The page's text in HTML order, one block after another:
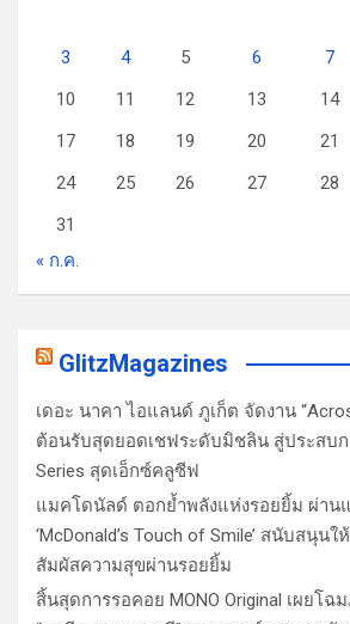
3
4 5 6 7
10
11 12 13 14
17
18 19 20 21
24
25 26 27 28
31
« ก.ค.
GlitzMagazines
เดอะ นาคา ไอแลนด์ ภูเก็ต จัดงาน
ต้อนรับสุดยอดเชฟระดับมิชลิน สู่ประสบก
Series สุดเอ็กซ์คลูซีฟ
แมคโดนัลด์ ตอกย้ำพลังแห่งรอยยิ้ม ผ่าน
‘McDonald’s Touch of Smile’ สนับสนุน
สัมผัสความสุขผ่านรอยยิ้ม
สิ้นสุดการรอคอย MONO Original เผยโ